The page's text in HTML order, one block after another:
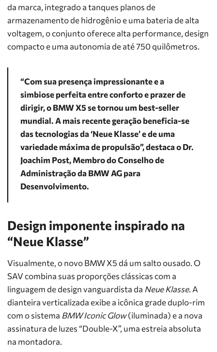
da marca, integrado a tanques planos de
armazenamento de hidrogênio e uma bateria de alta
voltagem, o conjunto oferece alta performance, design
compacto e uma autonomia de até 750 quilômetros.
“Com sua presença impressionante e a
simbiose perfeita entre conforto e prazer de
dirigir, o BMW X5 se tornou um best-seller
mundial. A mais recente geração beneficia-se
das tecnologias da ‘Neue Klasse’ e de uma
variedade máxima de propulsão”, destaca o Dr.
Joachim Post, Membro do Conselho de
Administração da BMW AG para
Desenvolvimento.
Design imponente inspirado na
“Neue Klasse”
Visualmente, o novo BMW X5 dá um salto ousado. O
SAV combina suas proporções clássicas com a
linguagem de design vanguardista da Neue Klasse. A
dianteira verticalizada exibe a icônica grade duplo-rim
com o sistema BMW Iconic Glow(iluminada) e a nova
assinatura de luzes “Double-X”, uma estreia absoluta
na montadora.